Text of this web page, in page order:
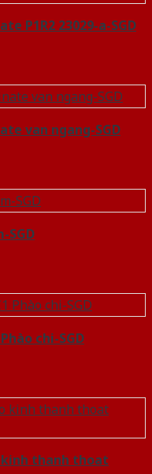
P1R2 23029-a-SGD
van ngang-SGD
SGD
chi-SGD
kinh thanh thoat